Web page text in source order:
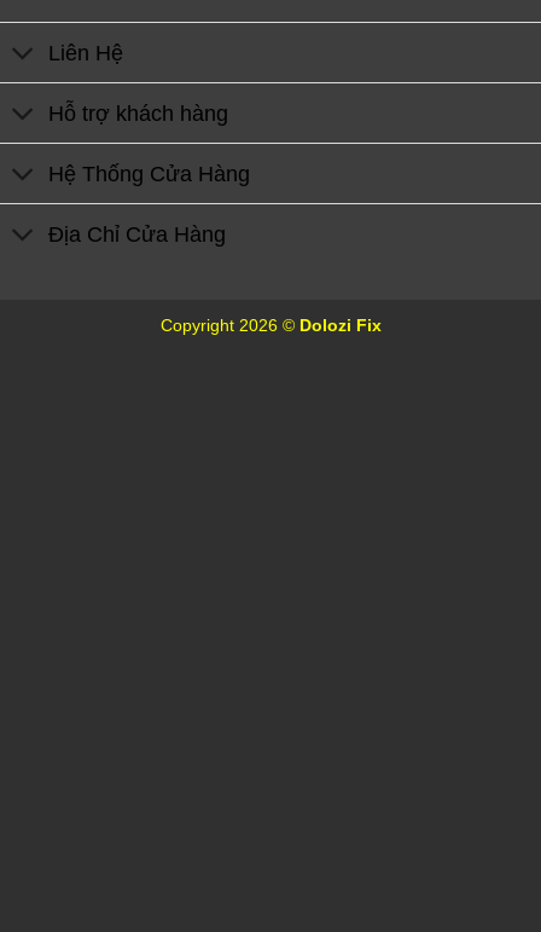
Liên Hệ
Hỗ trợ khách hàng
Hệ Thống Cửa Hàng
Địa Chỉ Cửa Hàng
Copyright 2026 © Dolozi Fix